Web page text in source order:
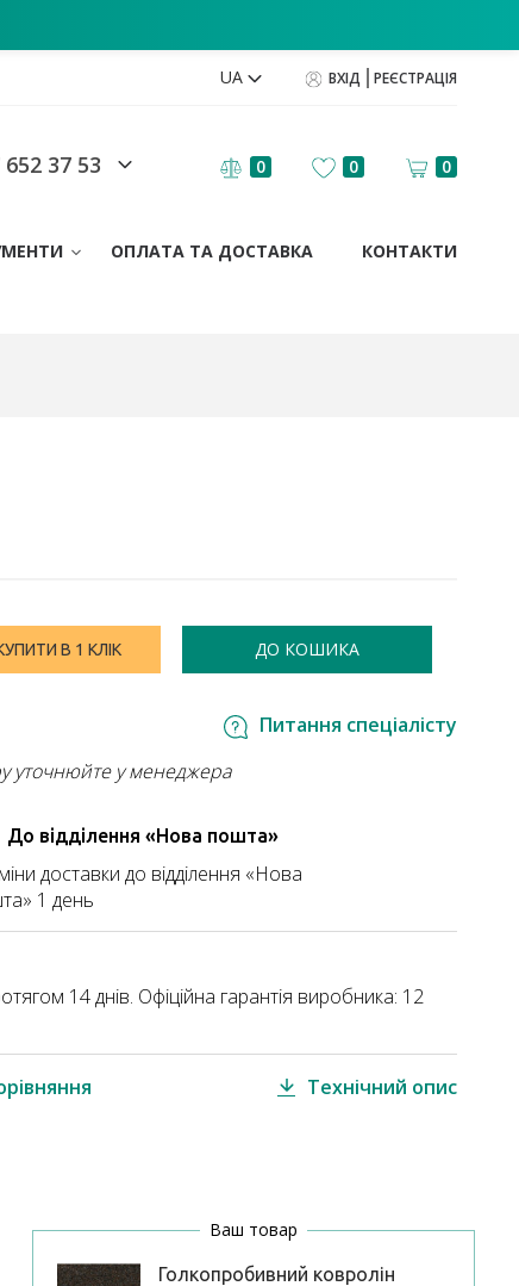
UA ВХІД РЕЄСТРАЦІЯ
652 37 53 0 0 0
ОПЛАТА ТА ДОСТАВКА КОНТАКТИ
В 1 КЛІК ДО КОШИКА
Питання спеціалісту
уточнюйте у менеджера
До відділення «Нова пошта»
доставки до відділення «Нова
1 день
14 днів. Офіційна гарантія виробника: 12
Технічний опис
Ваш товар
Голкопробивний ковролін